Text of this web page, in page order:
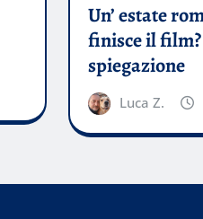
Un’ estate
finisce il
spiegazione
Luca Z.